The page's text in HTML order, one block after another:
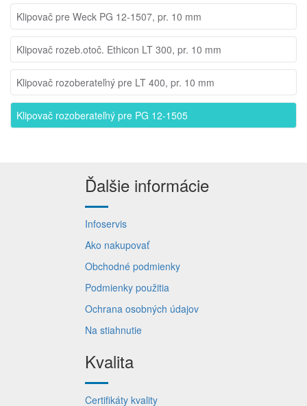
Klipovač pre Weck PG 12-1507, pr. 10 mm
Klipovač rozeb.otoč. Ethicon LT 300, pr. 10 mm
Klipovač rozoberateľný pre LT 400, pr. 10 mm
Klipovač rozoberateľný pre PG 12-1505
Ďalšie informácie
Infoservis
Ako nakupovať
Obchodné podmienky
Podmienky použitia
Ochrana osobných údajov
Na stiahnutie
Kvalita
Certifikáty kvality